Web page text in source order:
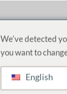
We've detected
you want to
English